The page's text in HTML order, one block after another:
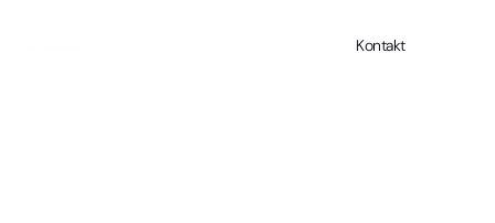
Kontakt